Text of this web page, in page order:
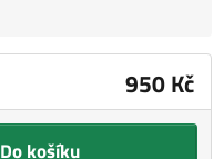
950 Kč
Do košíku